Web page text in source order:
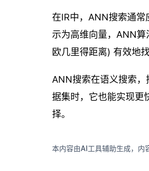
在IR中，ANN搜索通常
示为高维向量，ANN
欧几里得距离) 有效地
ANN搜索在语义搜索
据集时，它也能实现更
择。
本内容由AI工具辅助生成，内